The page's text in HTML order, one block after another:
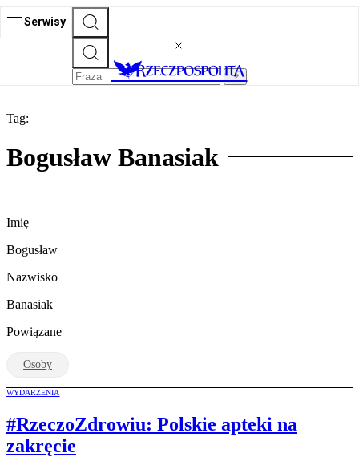
Serwisy
Tag:
Bogusław Banasiak
Imię
Bogusław
Nazwisko
Banasiak
Powiązane
Osoby
WYDARZENIA
#RzeczoZdrowiu: Polskie apteki na
zakręcie